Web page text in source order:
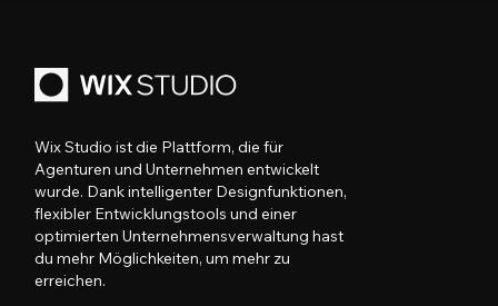
Wix Studio ist die Plattform, die für
Agenturen und Unternehmen entwickelt
wurde. Dank intelligenter Designfunktionen,
flexibler Entwicklungstools und einer
optimierten Unternehmensverwaltung hast
du mehr Möglichkeiten, um mehr zu
erreichen.